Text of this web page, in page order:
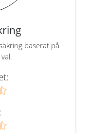
baserat på